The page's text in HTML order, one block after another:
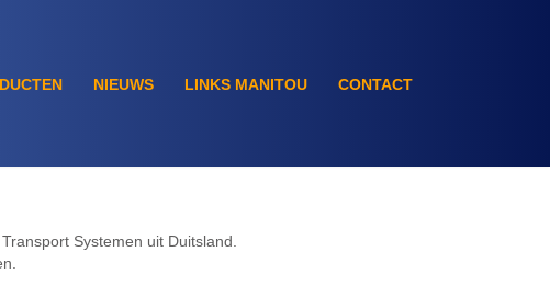
NIEUWS LINKS MANITOU CONTACT
Systemen uit Duitsland.